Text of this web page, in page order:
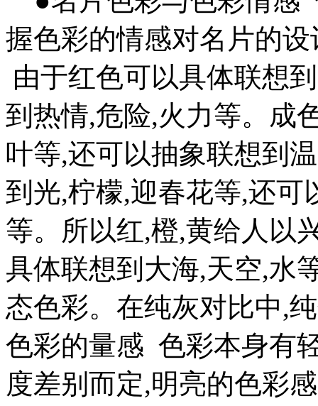
握色彩的情感对名片的
由于红色可以具体联想
到热情,危险,火力等。成
叶等,还可以抽象联想到
到光,柠檬,迎春花等,还可
等。所以红,橙,黄给人以
具体联想到大海,天空,水
态色彩。在纯灰对比中,
色彩的量感 色彩本身有
度差别而定,明亮的色彩